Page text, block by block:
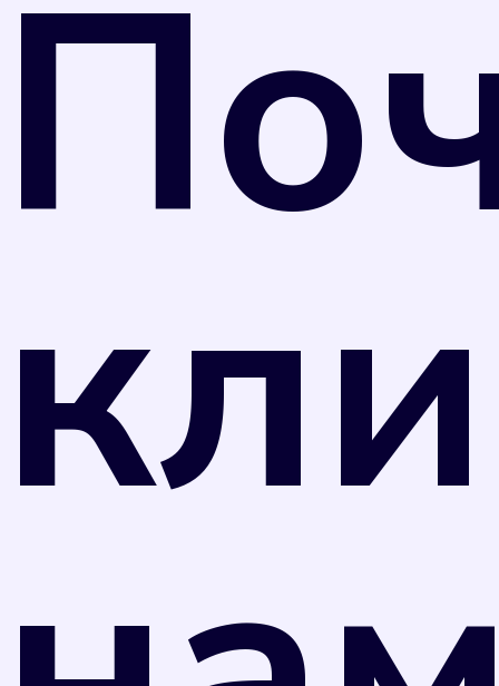
26 июня 2008 г. N 102-ФЗ "Об обеспечении
единства измерений" и Приказом
Министерства промышленности и торговли
РФ от 31 июля 2020 г. N 2510 средства
измерений, не предназначенные для
применения в сфере государственного
регулирования обеспечения единства
тариф потребления коммунального ресурса в
случае, если прибор учета не был поверен в
установленные сроки в соответствии с
отметкой в техническом паспорте прибора.
Оплата по нормативному тарифу, как